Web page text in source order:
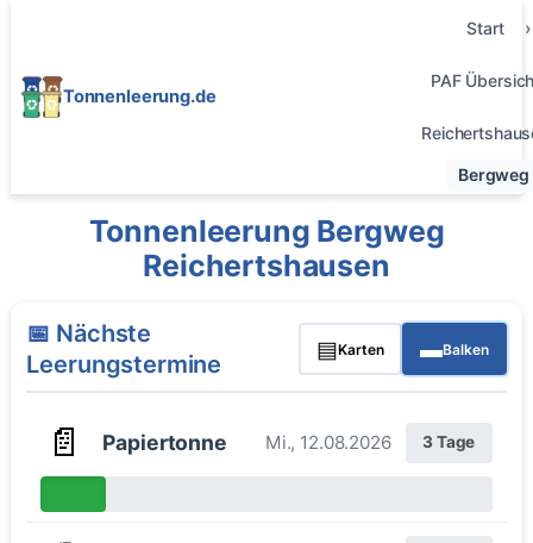
Tonnenleerung.de
Start
PAF
Bergweg
Tonnenleerung Bergweg
Reichertshausen
📅 Nächste
Leerungstermine
▤Karten ▬Balken
📄 Papiertonne Mi., 12.08.2026 3 Tage